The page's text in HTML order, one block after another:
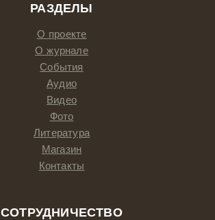
РАЗДЕЛЫ
О проекте
О журнале
События
Аудио
Видео
Фото
Литература
Магазин
Контакты
СОТРУДНИЧЕСТВО